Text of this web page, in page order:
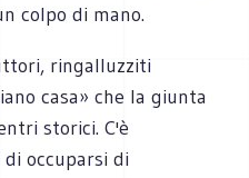
colpo di mano.
ringalluzziti
casa» che la giunta
storici. C'è
occuparsi di